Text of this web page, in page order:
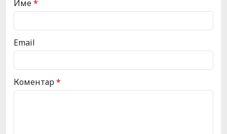
Име*
Email
Коментар*